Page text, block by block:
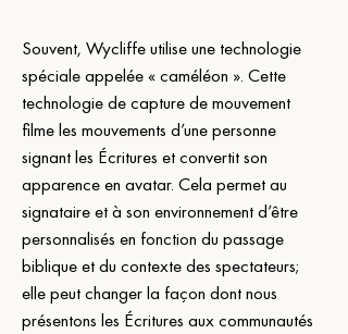
Souvent, Wycliffe utilise une technologie
spéciale appelée « caméléon ». Cette
technologie de capture de mouvement
filme les mouvements d’une personne
signant les Écritures et convertit son
apparence en avatar. Cela permet au
signataire et à son environnement d’être
personnalisés en fonction du passage
biblique et du contexte des spectateurs;
elle peut changer la façon dont nous
présentons les Écritures aux communautés